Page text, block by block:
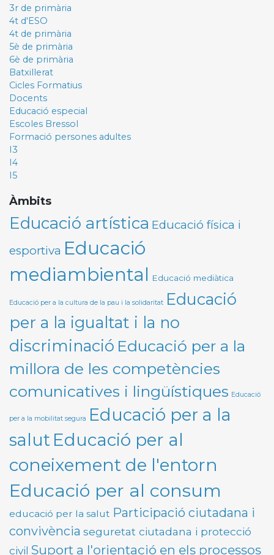
3r de primària
4t d'ESO
4t de primària
5è de primària
6è de primària
Batxillerat
Cicles Formatius
Docents
Educació especial
Escoles Bressol
Formació persones adultes
I3
I4
I5
Àmbits
Educació artística Educació física i
esportiva Educació
mediambiental Educació mediàtica
Educació per a la cultura de la pau i la solidaritat Educació
per a la igualtat i la no
discriminació Educació per a la
millora de les competències
comunicatives i lingüístiques Educació
per a la mobilitat segura
Educació per a la
salut Educació per al
coneixement de l'entorn
Educació per al consum
educació per la salut Participació ciutadana i
convivència seguretat ciutadana i protecció
civil Suport a l'orientació en els processos